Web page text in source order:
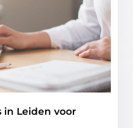
in Leiden voor